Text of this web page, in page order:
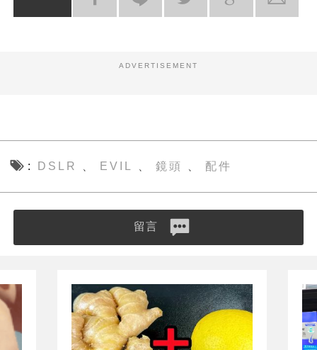
ADVERTISEMENT
DSLR 、 EVIL 、 鏡頭 、 配件
留言